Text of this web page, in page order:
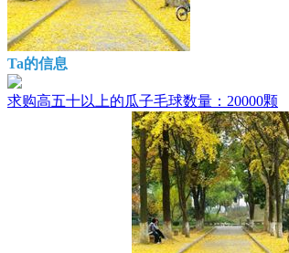
Ta的信息
求购高五十以上的瓜子毛球数量：20000颗